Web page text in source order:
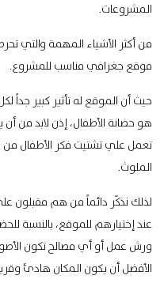
المشروعات.
من أكثر الأشياء المهمة والتي
موقع جغرافي مناسب للمشروع.
حيث أن الموقع له تأثير كبير جداً
هو حضانة الأطفال، إذن لابد من
تعمل علي تشتيت فكر الأطفال من
الملوث.
لذلك نذكّر دائماً من هم مقبلون
عند إختيارهم للموقع، بالنسبة
ورش عمل أو أي مصالح تكون
الأفضل أن يكون المكان هادئ